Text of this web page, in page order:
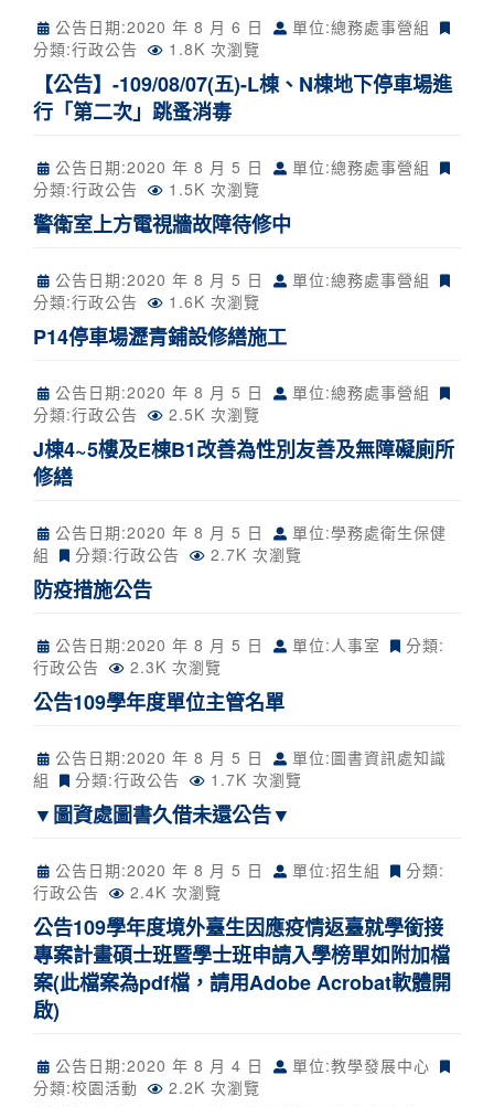
公告日期:2020 年 8 月 6 日
單位:總務處事營組
分類:行政公告 1.8K 次瀏覽
【公告】-109/08/07(五)-L棟、N棟地下停車場進
行「第二次」跳蚤消毒
公告日期:2020 年 8 月 5 日
單位:總務處事營組
分類:行政公告 1.5K 次瀏覽
警衛室上方電視牆故障待修中
公告日期:2020 年 8 月 5 日
單位:總務處事營組
分類:行政公告 1.6K 次瀏覽
P14停車場瀝青鋪設修繕施工
公告日期:2020 年 8 月 5 日
單位:總務處事營組
分類:行政公告 2.5K 次瀏覽
J棟4~5樓及E棟B1改善為性別友善及無障礙廁所
修繕
公告日期:2020 年 8 月 5 日
單位:學務處衛生保健
組
分類:行政公告 2.7K 次瀏覽
防疫措施公告
公告日期:2020 年 8 月 5 日 單位:人事室
分類:
行政公告
2.3K 次瀏覽
公告109學年度單位主管名單
公告日期:2020 年 8 月 5 日
單位:圖書資訊處知識
組
分類:行政公告 1.7K 次瀏覽
▼圖資處圖書久借未還公告▼
公告日期:2020 年 8 月 5 日 單位:招生組
分類:
行政公告
2.4K 次瀏覽
公告109學年度境外臺生因應疫情返臺就學銜接
專案計畫碩士班暨學士班申請入學榜單如附加檔
案(此檔案為pdf檔，請用Adobe Acrobat軟體開
啟)
公告日期:2020 年 8 月 4 日
單位:教學發展中心
分類:校園活動 2.2K 次瀏覽